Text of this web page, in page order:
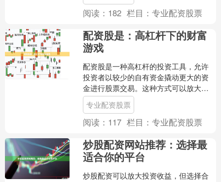
阅读： 182 栏目：专业配资股票
配资股是：高杠杆下的财富
游戏
配资股是一种高杠杆的投资工具，允许
投资者以较少的自有资金撬动更大的资
金进行股票交易。这种方式可以放大收
益，但同时也会放大风险。 配资股的运
作原理是，投资者向配资....
专业配资股票
阅读： 117 栏目：专业配资股票
炒股配资网站推荐：选择最
适合你的平台
炒股配资可以放大投资收益，但选择合